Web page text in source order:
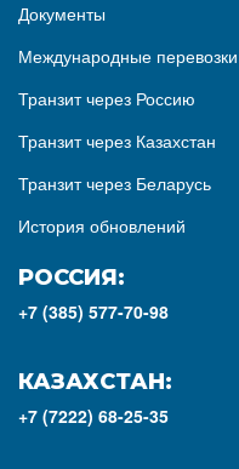
Документы
Международные перевозки
Транзит через Россию
Транзит через Казахстан
Транзит через Беларусь
История обновлений
РОССИЯ:
+7 (385) 577-70-98
КАЗАХСТАН:
+7 (7222) 68-25-35